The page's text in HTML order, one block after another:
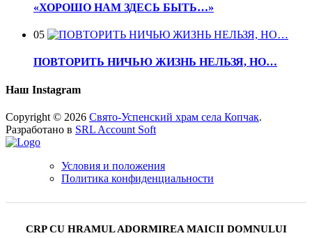
«ХОРОШО НАМ ЗДЕСЬ БЫТЬ…»
05
ПОВТОРИТЬ НИЧЬЮ ЖИЗНЬ НЕЛЬЗЯ, НО…
Наш Instagram
Copyright © 2026 Свято-Успенский храм села Копчак.
Разработано в SRL Account Soft
Условия и положения
Политика конфиденциальности
CRP CU HRAMUL ADORMIREA MAICII DOMNULUI